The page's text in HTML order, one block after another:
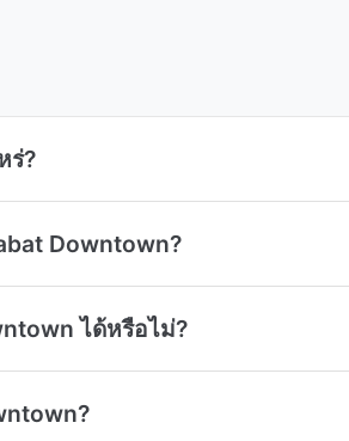
ร่?
Downtown?
ได้หรือไม่?